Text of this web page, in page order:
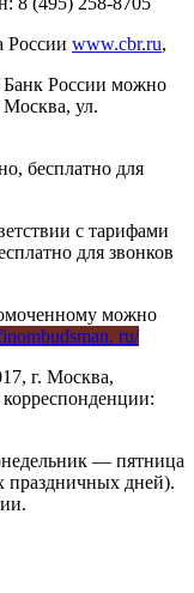
России www.cbr.ru,
России можно
Москва, ул.
бесплатно для
с тарифами
для звонков
можно
ru/
г. Москва,
— пятница
праздничных дней).